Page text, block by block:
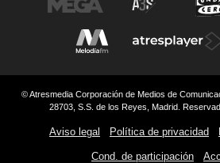
© Atresmedia Corporación de Medios de
28703, S.S. de los Reyes, Madrid.
Aviso legal Política de privacidad
Cond. de participación